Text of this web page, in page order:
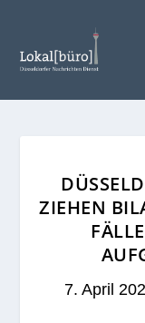
ZIEHEN
7. April